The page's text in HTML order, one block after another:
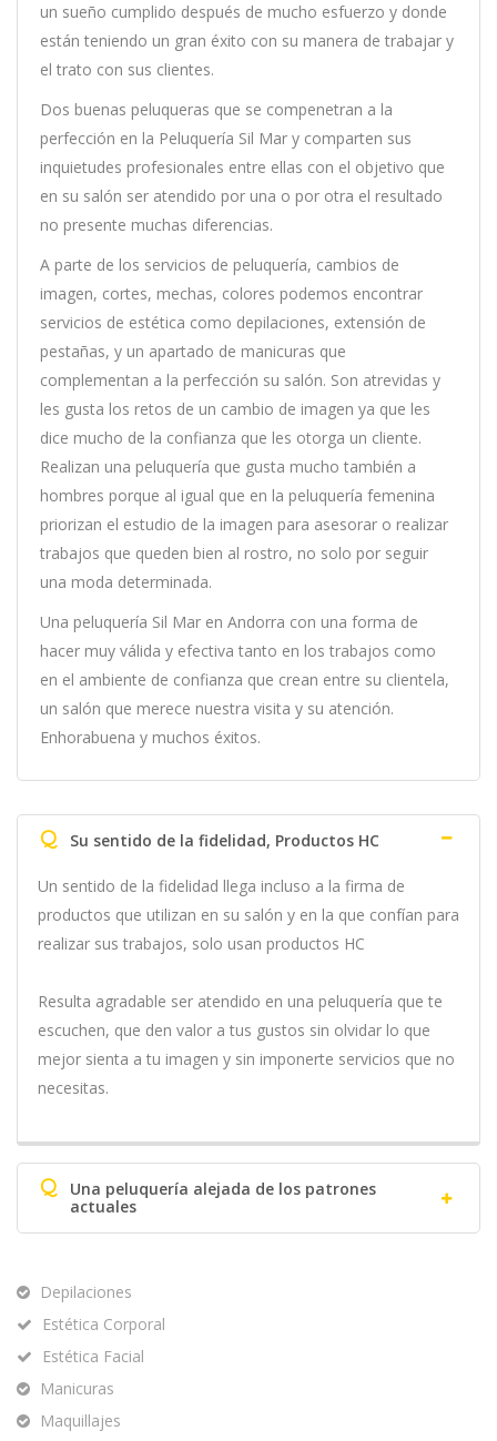
un sueño cumplido después de mucho esfuerzo y donde
están teniendo un gran éxito con su manera de trabajar y
el trato con sus clientes.
Dos buenas peluqueras que se compenetran a la
perfección en la Peluquería Sil Mar y comparten sus
inquietudes profesionales entre ellas con el objetivo que
en su salón ser atendido por una o por otra el resultado
no presente muchas diferencias.
A parte de los servicios de peluquería, cambios de
imagen, cortes, mechas, colores podemos encontrar
servicios de estética como depilaciones, extensión de
pestañas, y un apartado de manicuras que
complementan a la perfección su salón. Son atrevidas y
les gusta los retos de un cambio de imagen ya que les
dice mucho de la confianza que les otorga un cliente.
Realizan una peluquería que gusta mucho también a
hombres porque al igual que en la peluquería femenina
priorizan el estudio de la imagen para asesorar o realizar
trabajos que queden bien al rostro, no solo por seguir
una moda determinada.
Una peluquería Sil Mar en Andorra con una forma de
hacer muy válida y efectiva tanto en los trabajos como
en el ambiente de confianza que crean entre su clientela,
un salón que merece nuestra visita y su atención.
Enhorabuena y muchos éxitos.
Q Su sentido de la fidelidad, Productos HC
Un sentido de la fidelidad llega incluso a la firma de
productos que utilizan en su salón y en la que confían para
realizar sus trabajos, solo usan productos HC
Resulta agradable ser atendido en una peluquería que te
escuchen, que den valor a tus gustos sin olvidar lo que
mejor sienta a tu imagen y sin imponerte servicios que no
necesitas.
Q
Una peluquería alejada de los patrones
actuales
Depilaciones
Estética Corporal
Estética Facial
Manicuras
Maquillajes